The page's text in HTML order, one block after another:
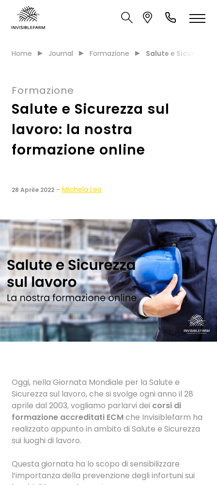
Home Journal Formazione Salute e Sicurezza
Formazione
Salute e Sicurezza sul
lavoro: la nostra
formazione online
28 Aprile 2022 - Michela Leo
Oggi, nella Giornata Mondiale per la Salute e
Sicurezza sul lavoro, che si svolge ogni anno il 28
aprile dal 2003, vogliamo parlarvi dei corsi di
formazione accreditati ECMche Invisiblefarm ha
realizzato appunto in ambito di Salute e Sicurezza
sui luoghi di lavoro.
Questa giornata ha lo scopo di sensibilizzare
l’importanza della prevenzione degli infortuni sui